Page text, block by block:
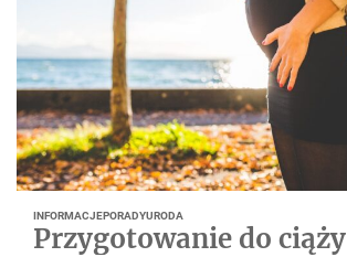
INFORMACJEPORADYURODA
Przygotowanie do ciąży